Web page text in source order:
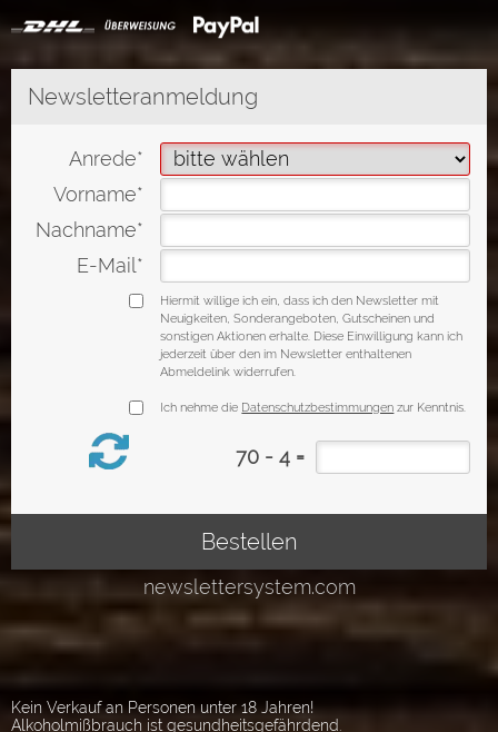
Kein Verkauf an Personen unter 18 Jahren!
Alkoholmißbrauch ist gesundheitsgefährdend.